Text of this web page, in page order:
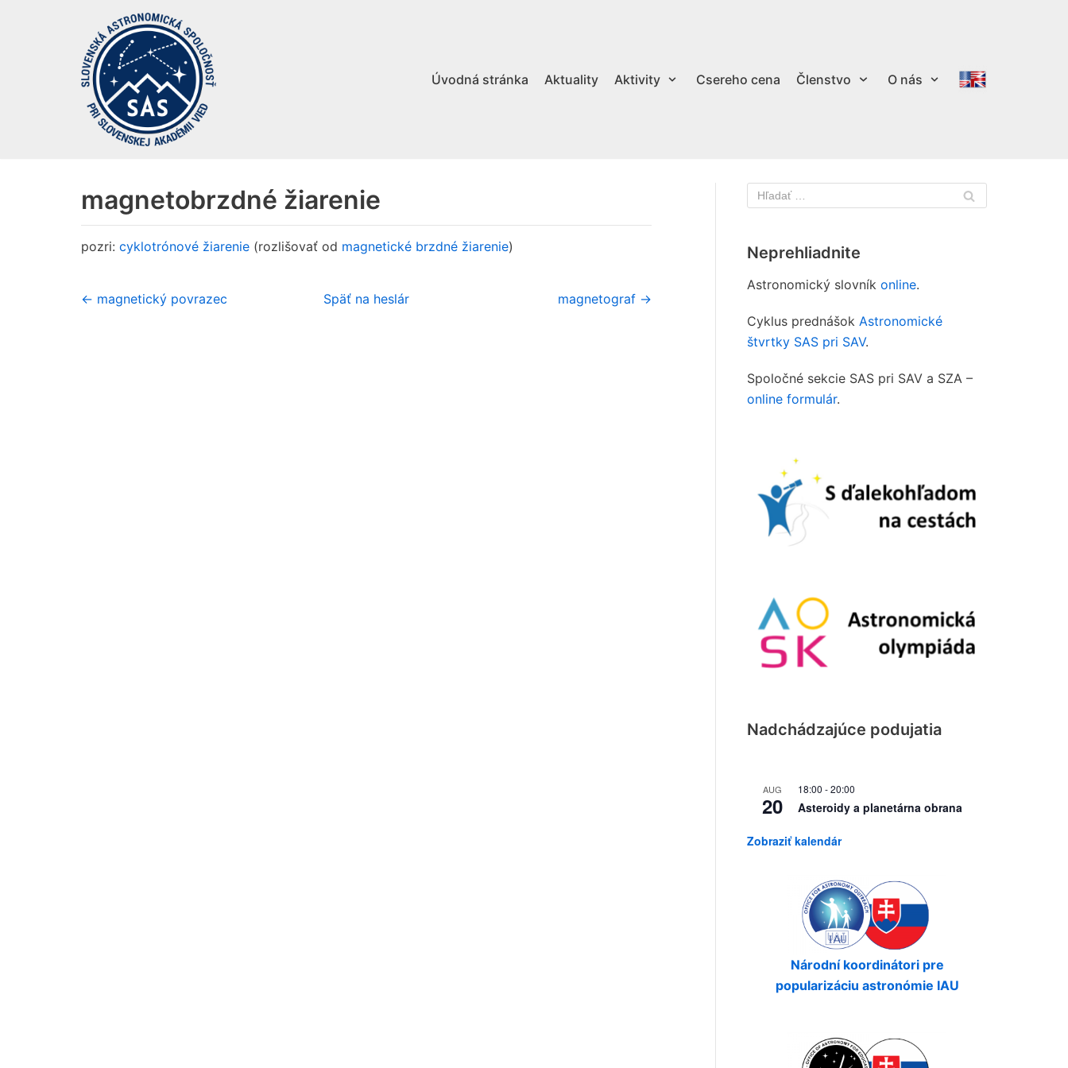
Úvodná stránka Aktuality Aktivity Csereho cena Členstvo O nás
magnetobrzdné žiarenie
pozri: cyklotrónové žiarenie (rozlišovať od magnetické brzdné žiarenie)
← magnetický povrazec Späť na heslár magnetograf →
Neprehliadnite
Astronomický slovník online.
Cyklus prednášok Astronomické
štvrtky SAS pri SAV.
Spoločné sekcie SAS pri SAV a SZA –
online formulár.
Nadchádzajúce podujatia
AUG
20
18:00 -20:00
Asteroidy a planetárna obrana
Zobraziť kalendár
Národní koordinátori pre
popularizáciu astronómie IAU